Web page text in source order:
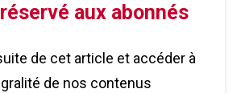
aux abonnés
de cet article et accéder à
de nos contenus